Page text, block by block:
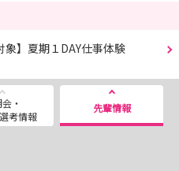
象】夏期１DAY仕事体験
・
考情報
先輩情報